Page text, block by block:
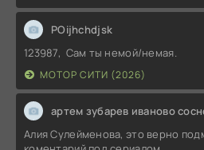
POijhchdjsk
123987, Сам ты немой/немая.
МОТОР СИТИ (2026)
артем зубарев иваново
Алия Сулейменова, это верно